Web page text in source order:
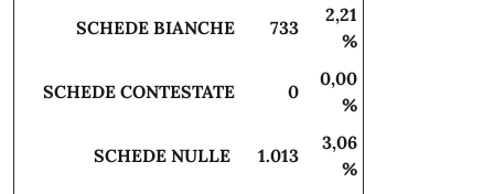
SCHEDE BIANCHE 733
2,21
%
SCHEDE CONTESTATE 0
0,00
%
SCHEDE NULLE 1.013
3,06
%